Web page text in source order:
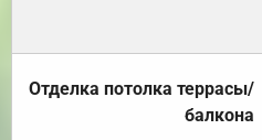
Отделка потолка террасы/
балкона